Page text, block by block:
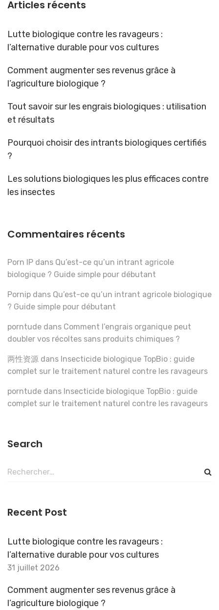
Articles récents
Lutte biologique contre les ravageurs :
l’alternative durable pour vos cultures
Comment augmenter ses revenus grâce à
l’agriculture biologique ?
Tout savoir sur les engrais biologiques : utilisation
et résultats
Pourquoi choisir des intrants biologiques certifiés
?
Les solutions biologiques les plus efficaces contre
les insectes
Commentaires récents
Porn IP dans Qu’est-ce qu’un intrant agricole
biologique ? Guide simple pour débutant
Pornip dans Qu’est-ce qu’un intrant agricole biologique
? Guide simple pour débutant
porntude dans Comment l’engrais organique peut
doubler vos récoltes sans produits chimiques ?
两性资源 dans Insecticide biologique TopBio : guide
complet sur le traitement naturel contre les ravageurs
porntude dans Insecticide biologique TopBio : guide
complet sur le traitement naturel contre les ravageurs
Search
Rechercher :
Recent Post
Lutte biologique contre les ravageurs :
l’alternative durable pour vos cultures
31 juillet 2026
Comment augmenter ses revenus grâce à
l’agriculture biologique ?